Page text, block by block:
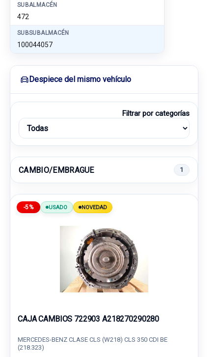
SUBALMACÉN
472
SUBSUBALMACÉN
100044057
Despiece del mismo vehículo
Filtrar por categorías
CAMBIO/EMBRAGUE 1
-5% USADO NOVEDAD
CAJA CAMBIOS 722903 A218270290280
MERCEDES-BENZ CLASE CLS (W218) CLS 350 CDI BE
(218.323)